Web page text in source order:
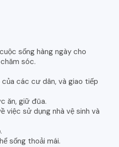
sống hàng ngày cho
sóc.
các cư dân, và giao tiếp
ăn, giữ đũa.
việc sử dụng nhà vệ sinh và
sống thoải mái.